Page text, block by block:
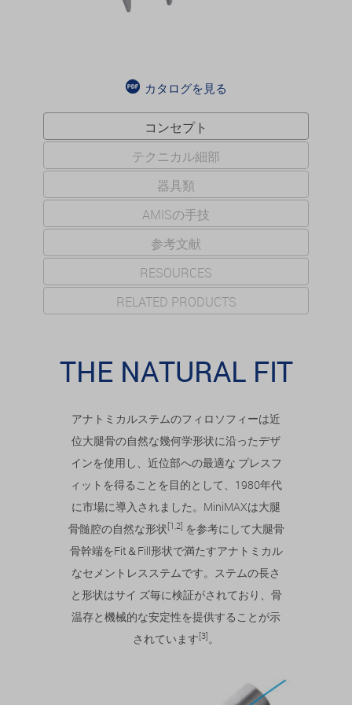
カタログを見る
コンセプト
テクニカル細部
器具類
AMISの手技
参考文献
RESOURCES
RELATED PRODUCTS
THE NATURAL FIT
アナトミカルステムのフィロソフィーは近
位大腿骨の自然な幾何学形状に沿ったデザ
インを使用し、近位部への最適な プレスフ
ィットを得ることを目的として、1980年代
に市場に導入されました。MiniMAXは大腿
骨髄腔の自然な形状[1,2] を参考にして大腿骨
骨幹端をFit＆Fill形状で満たすアナトミカル
なセメントレスステムです。ステムの長さ
と形状はサイ ズ毎に検証がされており、骨
温存と機械的な安定性を提供することが示
されています[3]。